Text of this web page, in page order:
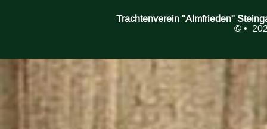
Trachtenverein "Almfrieden"
© •